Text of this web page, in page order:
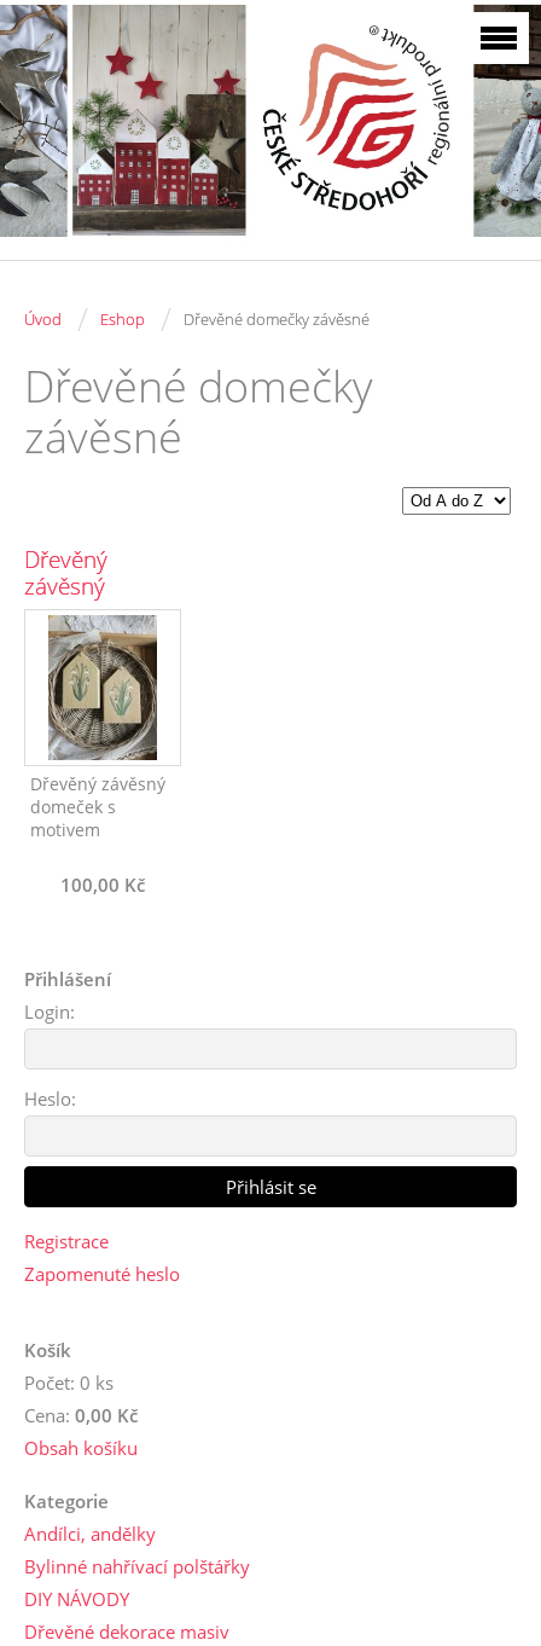
Úvod / Eshop / Dřevěné domečky závěsné
Dřevěné domečky
závěsné
Dřevěný
závěsný
domeček se
sněženkami
zelený
Dřevěný závěsný
domeček s
motivem
100,00 Kč
Přihlášení
Login:
Heslo:
Registrace
Zapomenuté heslo
Košík
Počet: 0 ks
Cena: 0,00 Kč
Obsah košíku
Kategorie
Andílci, andělky
Bylinné nahřívací polštářky
DIY NÁVODY
Dřevěné dekorace masiv